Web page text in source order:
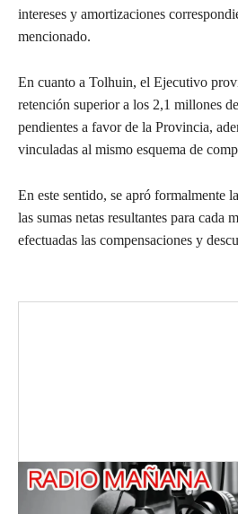
intereses y amortizaciones
mencionado.
En cuanto a Tolhuin, el Ejecutivo
retención superior a los 2,1 millones
pendientes a favor de la Provincia,
vinculadas al mismo esquema de
En este sentido, se apró formalmente
las sumas netas resultantes para cada
efectuadas las compensaciones y